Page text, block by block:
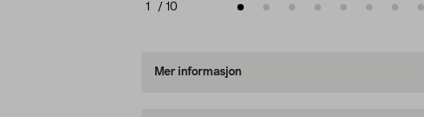
1 / 10
Mer informasjon